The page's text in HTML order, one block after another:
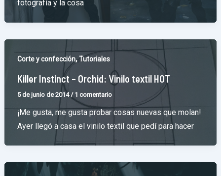
fotografía y la cosa
Corte y confección,Tutoriales
Killer Instinct – Orchid: Vinilo textil HOT
5 de junio de 2014/ 1 comentario
¡Me gusta, me gusta probar cosas nuevas que molan!
Ayer llegó a casa el vinilo textil que pedí para hacer